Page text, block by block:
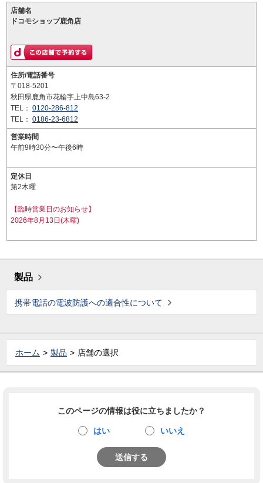
店舗名
ドコモショップ鹿角店
住所/電話番号
〒018-5201
秋田県鹿角市花輪字上中島63-2
TEL： 0120-286-812
TEL： 0186-23-6812
営業時間
午前9時30分〜午後6時
定休日
第2木曜
【臨時営業日のお知らせ】
2026年8月13日(木曜)
製品
携帯電話の電波防護への適合性について
ホーム 製品 店舗の選択
このページの情報は役に立ちましたか？
はい いいえ
送信する